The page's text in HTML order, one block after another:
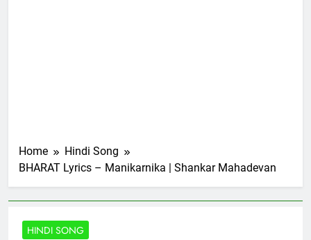
Home
Hindi Song
BHARAT Lyrics – Manikarnika | Shankar Mahadevan
HINDI SONG